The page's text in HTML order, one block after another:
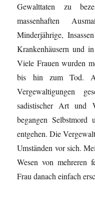
Gewalttaten zu
massenhaften
Minderjährige,
Krankenhäusern und
Viele Frauen wurden
bis hin zum Tod.
Vergewaltigungen
sadistischer Art und
begangen Selbstmord
entgehen. Die
Umständen vor sich.
Wesen von mehreren
Frau danach einfach